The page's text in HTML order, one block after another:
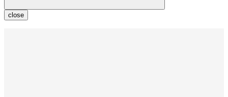
close